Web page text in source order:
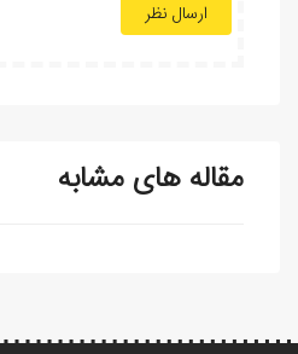
ارسال نظر
مقاله های مشابه